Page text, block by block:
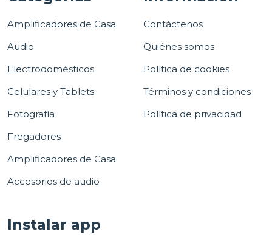
Amplificadores de Casa
Audio
Electrodomésticos
Celulares y Tablets
Fotografía
Fregadores
Amplificadores de Casa
Accesorios de audio
Contáctenos
Quiénes somos
Política de cookies
Términos y condiciones
Política de privacidad
Instalar app